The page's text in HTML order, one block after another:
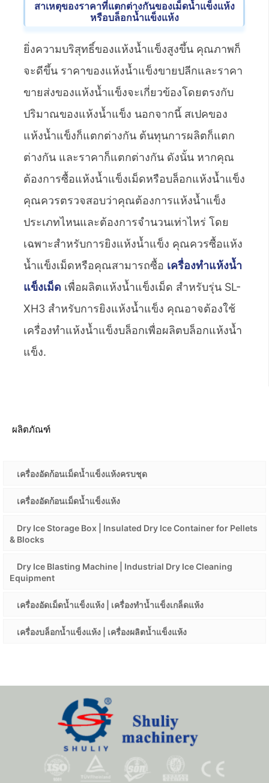
สาเหตุของราคาที่แตกต่างกันของเม็ดน้ำแข็งแห้ง
หรือบล็อกน้ำแข็งแห้ง
ยิ่งความบริสุทธิ์ของแห้งน้ำแข็งสูงขึ้น คุณภาพก็
จะดีขึ้น ราคาของแห้งน้ำแข็งขายปลีกและราคา
ขายส่งของแห้งน้ำแข็งจะเกี่ยวข้องโดยตรงกับ
ปริมาณของแห้งน้ำแข็ง นอกจากนี้ สเปคของ
แห้งน้ำแข็งก็แตกต่างกัน ต้นทุนการผลิตก็แตก
ต่างกัน และราคาก็แตกต่างกัน ดังนั้น หากคุณ
ต้องการซื้อแห้งน้ำแข็งเม็ดหรือบล็อกแห้งน้ำแข็ง
คุณควรตรวจสอบว่าคุณต้องการแห้งน้ำแข็ง
ประเภทไหนและต้องการจำนวนเท่าไหร่ โดย
เฉพาะสำหรับการยิงแห้งน้ำแข็ง คุณควรซื้อแห้ง
น้ำแข็งเม็ดหรือคุณสามารถซื้อ เครื่องทำแห้งน้ำ
แข็งเม็ด เพื่อผลิตแห้งน้ำแข็งเม็ด สำหรับรุ่น SL-
XH3 สำหรับการยิงแห้งน้ำแข็ง คุณอาจต้องใช้
เครื่องทำแห้งน้ำแข็งบล็อกเพื่อผลิตบล็อกแห้งน้ำ
แข็ง.
ผลิตภัณฑ์
เครื่องอัดก้อนเม็ดน้ำแข็งแห้งครบชุด
เครื่องอัดก้อนเม็ดน้ำแข็งแห้ง
Dry Ice Storage Box | Insulated Dry Ice Container for Pellets
& Blocks
Dry Ice Blasting Machine | Industrial Dry Ice Cleaning
Equipment
เครื่องอัดเม็ดน้ำแข็งแห้ง | เครื่องทำน้ำแข็งเกล็ดแห้ง
เครื่องบล็อกน้ำแข็งแห้ง | เครื่องผลิตน้ำแข็งแห้ง